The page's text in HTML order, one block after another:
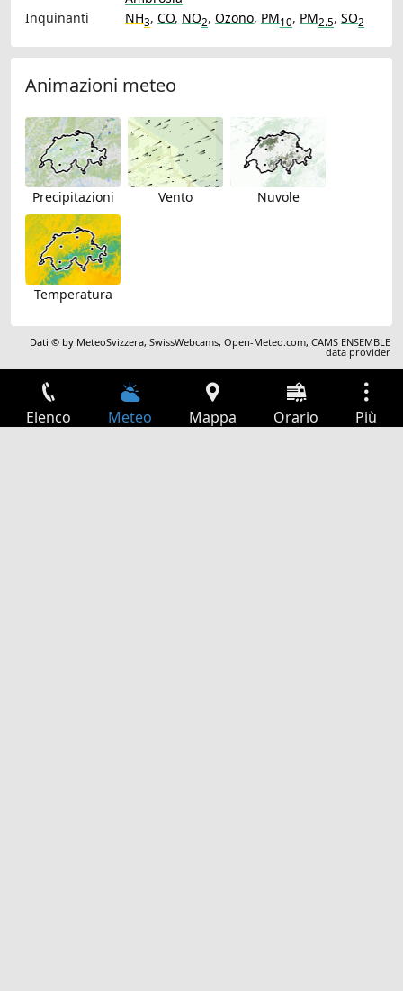
Inquinanti
NH3, CO, NO2, Ozono, PM10, PM2.5, SO2
Animazioni meteo
Precipitazioni Vento Nuvole
Temperatura
Dati © by MeteoSvizzera,SwissWebcams,Open-Meteo.com,CAMS ENSEMBLE
data provider
Elenco Meteo Mappa Orario Più